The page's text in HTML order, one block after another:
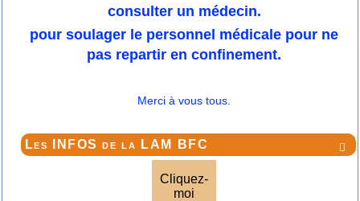
consulter un médecin.
pour soulager le personnel médicale pour ne
pas repartir en confinement.
Merci à vous tous.

Les INFOS de la LAM BFC
Cliquez-
moi